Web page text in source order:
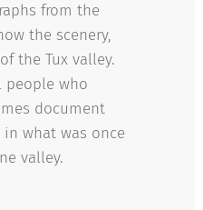
from the
the scenery,
the Tux valley.
people who
document
what was once
valley.